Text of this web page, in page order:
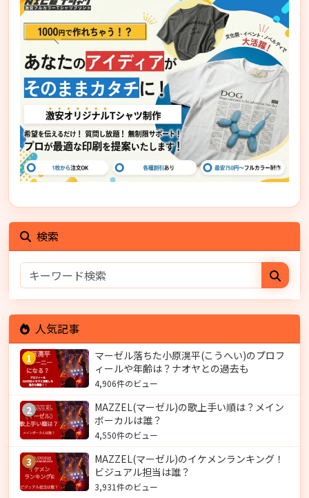
検索
人気記事
1
マーゼル落ちた小原滉平(こうへい)のプロフ
ィールや年齢は？ナオヤとの過去も
4,906件のビュー
2
MAZZEL(マーゼル)の歌上手い順は？メイン
ボーカルは誰？
4,550件のビュー
3
MAZZEL(マーゼル)のイケメンランキング！
ビジュアル担当は誰？
3,931件のビュー